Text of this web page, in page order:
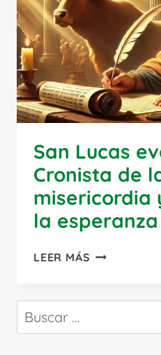
San Lucas
Cronista de
misericordia
la esperanza
LEER MÁS SAN
CRONISTA
LA
Buscar: